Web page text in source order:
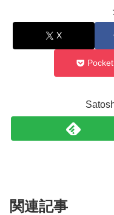
X
Pocket
関連記事